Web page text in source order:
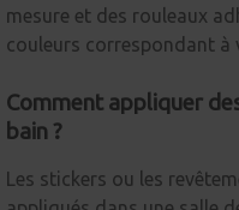
mesure et des rouleaux
couleurs correspondant à
Comment appliquer
bain ?
Les stickers ou les